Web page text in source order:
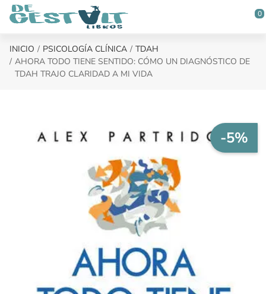
Saltar al contenido principal
0
INICIO PSICOLOGÍA CLÍNICA
TDAH
AHORA TODO TIENE SENTIDO: CÓMO UN DIAGNÓSTICO DE
TDAH TRAJO CLARIDAD A MI VIDA
-5%